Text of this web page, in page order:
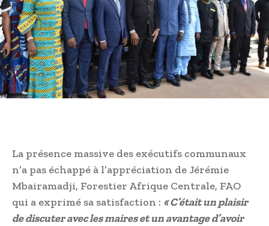
La présence massive des exécutifs communaux
n’a pas échappé à l’appréciation de Jérémie
Mbairamadji, Forestier Afrique Centrale, FAO
qui a exprimé sa satisfaction : « C’était un plaisir
de discuter avec les maires et un avantage d’avoir